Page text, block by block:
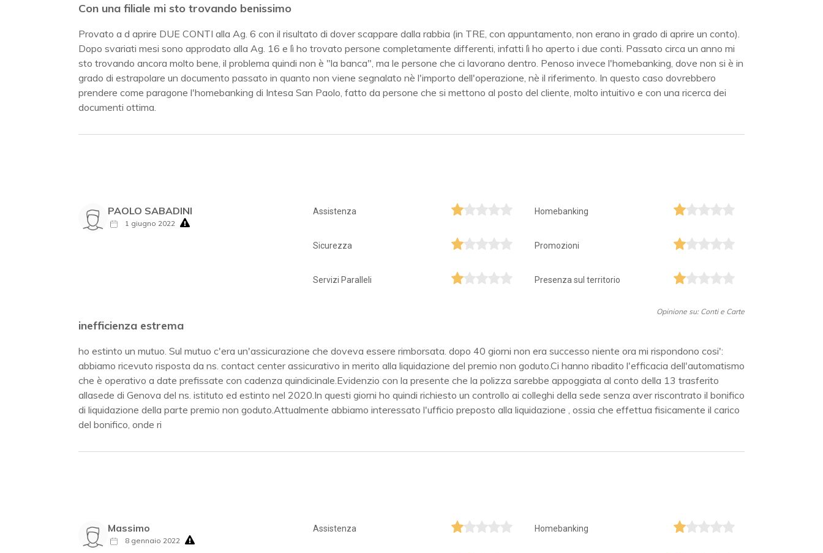
Con una filiale mi sto trovando benissimo
Provato a d aprire DUE CONTI alla Ag. 6 con il risultato di dover scappare dalla rabbia (in TRE, con appuntamento, non erano in grado di aprire un conto).
Dopo svariati mesi sono approdato alla Ag. 16 e lì ho trovato persone completamente differenti, infatti lì ho aperto i due conti. Passato circa un anno mi
sto trovando ancora molto bene, il problema quindi non è "la banca", ma le persone che ci lavorano dentro. Penoso invece l'homebanking, dove non si è in
grado di estrapolare un documento passato in quanto non viene segnalato nè l'importo dell'operazione, nè il riferimento. In questo caso dovrebbero
prendere come paragone l'homebanking di Intesa San Paolo, fatto da persone che si mettono al posto del cliente, molto intuitivo e con una ricerca dei
documenti ottima.
PAOLO SABADINI
1 giugno 2022
Assistenza Homebanking
Sicurezza Promozioni
Servizi Paralleli Presenza sul territorio
Opinione su: Conti e Carte
inefficienza estrema
ho estinto un mutuo. Sul mutuo c'era un'assicurazione che doveva essere rimborsata. dopo 40 giorni non era successo niente ora mi rispondono cosi':
abbiamo ricevuto risposta da ns. contact center assicurativo in merito alla liquidazione del premio non goduto.Ci hanno ribadito l'efficacia dell'automatismo
che è operativo a date prefissate con cadenza quindicinale.Evidenzio con la presente che la polizza sarebbe appoggiata al conto della 13 trasferito
allasede di Genova del ns. istituto ed estinto nel 2020.In questi giorni ho quindi richiesto un controllo ai colleghi della sede senza aver riscontrato il bonifico
di liquidazione della parte premio non goduto.Attualmente abbiamo interessato l'ufficio preposto alla liquidazione , ossia che effettua fisicamente il carico
del bonifico, onde ri
Massimo
8 gennaio 2022
Assistenza Homebanking